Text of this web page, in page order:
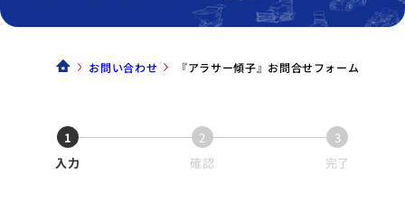
お問い合わせ 『アラサー傾子』お問合せフォーム
1
入力
2
確認
3
完了